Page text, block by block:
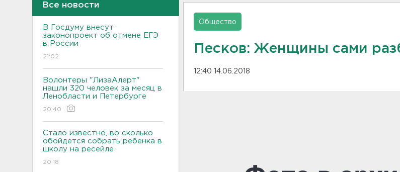
Все новости
В Госдуму внесут
законопроект об отмене ЕГЭ
в России
21:02
Волонтеры "ЛизаАлерт"
нашли 320 человек за месяц в
Ленобласти и Петербурге
20:40
Стало известно, во сколько
обойдется собрать ребенка в
школу на ресейле
20:18
Общество
Песков: Женщины сами
12:40 14.06.2018